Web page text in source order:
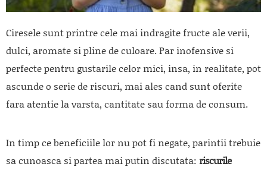
Ciresele sunt printre cele mai indragite fructe ale verii,
dulci, aromate si pline de culoare. Par inofensive si
perfecte pentru gustarile celor mici, insa, in realitate, pot
ascunde o serie de riscuri, mai ales cand sunt oferite
fara atentie la varsta, cantitate sau forma de consum.
In timp ce beneficiile lor nu pot fi negate, parintii trebuie
sa cunoasca si partea mai putin discutata: riscurile